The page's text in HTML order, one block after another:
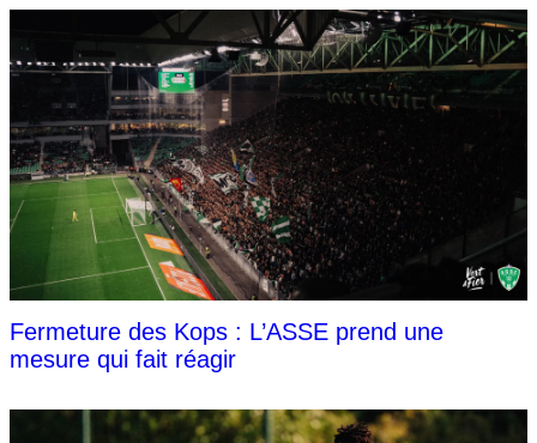
Fermeture des Kops : L’ASSE prend une
mesure qui fait réagir